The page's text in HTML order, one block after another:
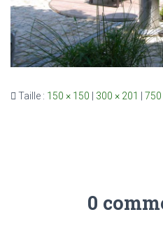
Taille : 150 × 150 300 × 201 750
0